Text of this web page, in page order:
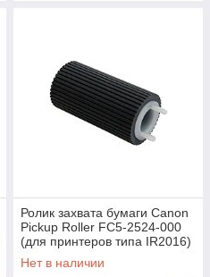
Ролик захвата бумаги Canon
Pickup Roller FC5-2524-000
(для принтеров типа IR2016)
Нет в наличии